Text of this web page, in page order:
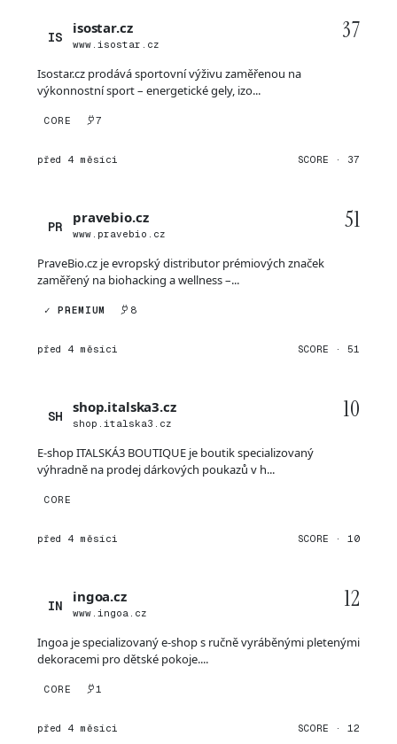
IS
isostar.cz
www.isostar.cz
37
Isostar.cz prodává sportovní výživu zaměřenou na
výkonnostní sport – energetické gely, izo...
CORE 7
před 4 měsíci SCORE · 37
PR
pravebio.cz
www.pravebio.cz
51
PraveBio.cz je evropský distributor prémiových značek
zaměřený na biohacking a wellness –...
✓ PREMIUM 8
před 4 měsíci SCORE · 51
SH
shop.italska3.cz
shop.italska3.cz
10
E-shop ITALSKÁ3 BOUTIQUE je boutik specializovaný
výhradně na prodej dárkových poukazů v h...
CORE
před 4 měsíci SCORE · 10
IN
ingoa.cz
www.ingoa.cz
12
Ingoa je specializovaný e-shop s ručně vyráběnými pletenými
dekoracemi pro dětské pokoje....
CORE 1
před 4 měsíci SCORE · 12